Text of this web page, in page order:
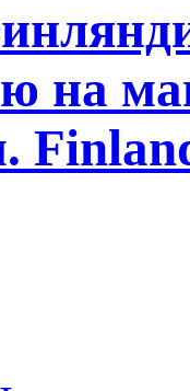
на